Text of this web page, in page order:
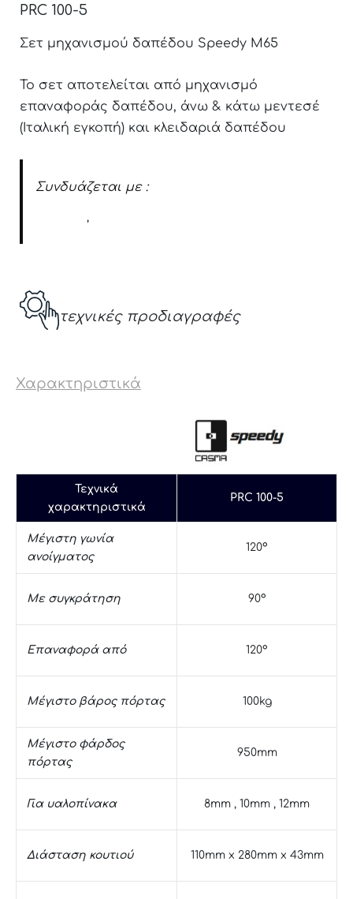
PRC 100-5
Σετ μηχανισμού δαπέδου Speedy M65
Το σετ αποτελείται από μηχανισμό
επαναφοράς δαπέδου, άνω & κάτω μεντεσέ
(Ιταλική εγκοπή) και κλειδαριά δαπέδου
Συνδυάζεται με :
,
τεχνικές προδιαγραφές
Χαρακτηριστικά
Τεχνικά
χαρακτηριστικά
PRC 100-5
Μέγιστη γωνία
ανοίγματος
120°
Με συγκράτηση 90°
Επαναφορά από 120°
Μέγιστο βάρος πόρτας 100kg
Μέγιστο φάρδος
πόρτας
950mm
Για υαλοπίνακα 8mm , 10mm , 12mm
Διάσταση κουτιού 110mm x 280mm x 43mm